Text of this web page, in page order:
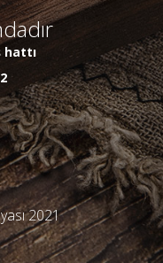
hattı
2021